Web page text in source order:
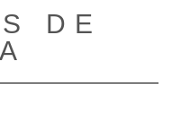
DE
modo de navegación